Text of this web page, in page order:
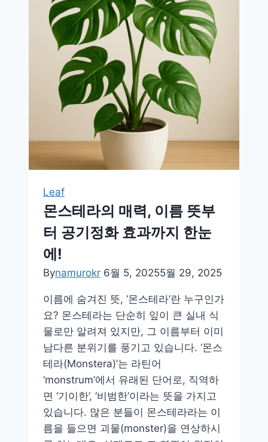
문
자
를
위
한
실
내
식
물
관
운
녹
링
리
스
트
Leaf
몬스테라의 매력, 이름 뜻부
터 공기정화 효과까지 한눈
에!
Bynamurokr 6월 5, 20255월 29, 2025
이름에 숨겨진 뜻, ‘몬스테라’란 누구인가
요? 몬스테라는 단순히 잎이 큰 실내 식
물로만 알려져 있지만, 그 이름부터 이미
남다른 분위기를 풍기고 있습니다. ‘몬스
테라(Monstera)’는 라틴어
‘monstrum’에서 유래된 단어로, 직역하
면 ‘기이한’, ‘비범한’이라는 뜻을 가지고
있습니다. 많은 분들이 몬스테라라는 이
름을 들으면 괴물(monster)을 연상하시